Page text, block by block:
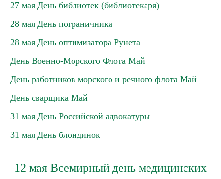
27 мая День библиотек (библиотекаря)
28 мая День пограничника
28 мая День оптимизатора Рунета
День Военно-Морского Флота Май
День работников морского и речного флота Май
День сварщика Май
31 мая День Российской адвокатуры
31 мая День блондинок
12 мая Всемирный день медицинских